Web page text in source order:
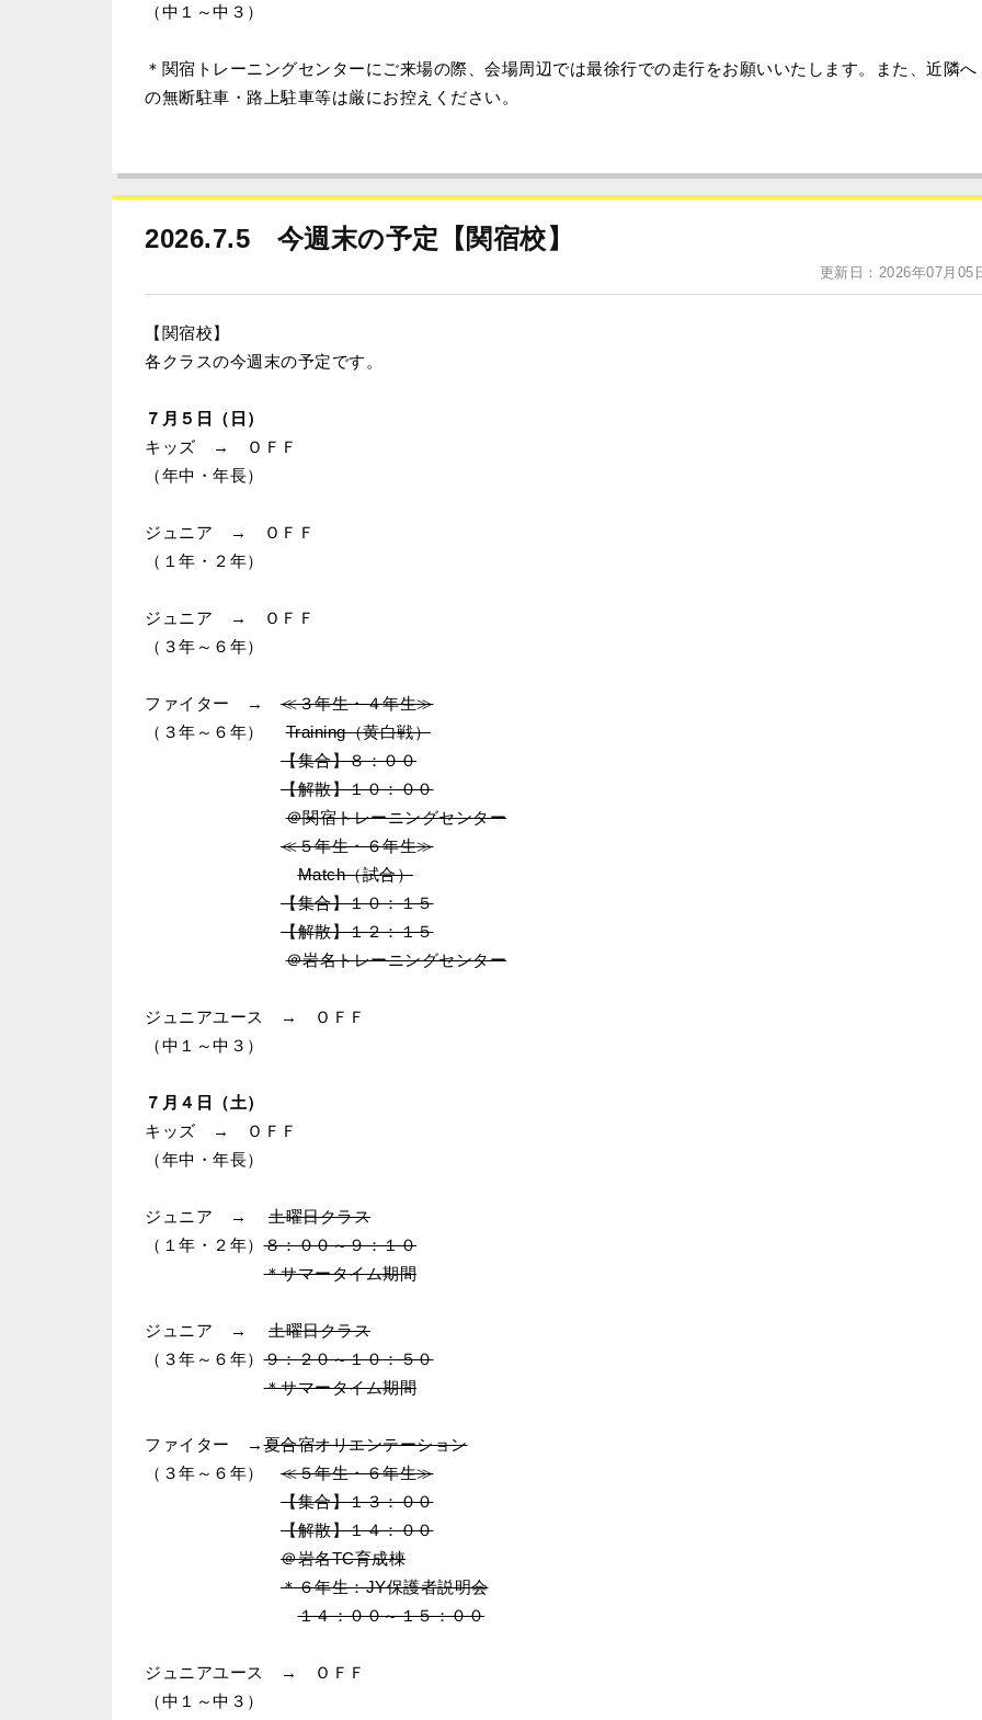
（中１～中３）
＊関宿トレーニングセンターにご来場の際、会場周辺では最徐行での走行をお願いいたします。また、近隣へ
の無断駐車・路上駐車等は厳にお控えください。
2026.7.5 今週末の予定【関宿校】
更新日：2026年07月05
【関宿校】
各クラスの今週末の予定です。
７月５日（日）
キッズ → ＯＦＦ
（年中・年長）
ジュニア → ＯＦＦ
（１年・２年）
ジュニア → ＯＦＦ
（３年～６年）
ファイター → ≪３年生・４年生≫
（３年～６年）Training（黄白戦）
【集合】８：００
【解散】１０：００
＠関宿トレーニングセンター
≪５年生・６年生≫
Match（試合）
【集合】１０：１５
【解散】１２：１５
＠岩名トレーニングセンター
ジュニアユース → ＯＦＦ
（中１～中３）
７月４日（土）
キッズ → ＯＦＦ
（年中・年長）
ジュニア → 土曜日クラス
（１年・２年）８：００～９：１０
＊サマータイム期間
ジュニア → 土曜日クラス
（３年～６年）９：２０～１０：５０
＊サマータイム期間
ファイター →夏合宿オリエンテーション
（３年～６年） ≪５年生・６年生≫
【集合】１３：００
【解散】１４：００
＠岩名TC育成棟
＊６年生：JY保護者説明会
１４：００～１５：００
ジュニアユース → ＯＦＦ
（中１～中３）